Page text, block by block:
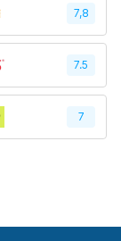
7,8
7.5
7